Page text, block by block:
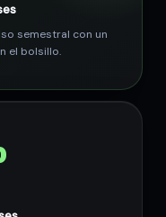
semestral con un
el bolsillo.